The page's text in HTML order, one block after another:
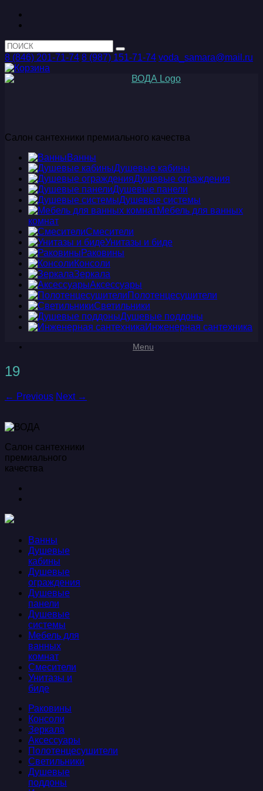
8 (846) 201-71-74 8 (987) 151-71-74 voda_samara@mail.ru
Салон сантехники премиального качества
Ванны
Душевые кабины
Душевые ограждения
Душевые панели
Душевые системы
Мебель для ванных
комнат
Смесители
Унитазы и биде
Раковины
Консоли
Зеркала
Аксессуары
Полотенцесушители
Светильники
Душевые поддоны
Инженерная сантехника
Menu
19
← Previous Next →
Салон сантехники
премиального
качества
Ванны
Душевые
кабины
Душевые
ограждения
Душевые
панели
Душевые
системы
Мебель для
ванных
комнат
Смесители
Унитазы и
биде
Раковины
Консоли
Зеркала
Аксессуары
Полотенцесушители
Светильники
Душевые
поддоны